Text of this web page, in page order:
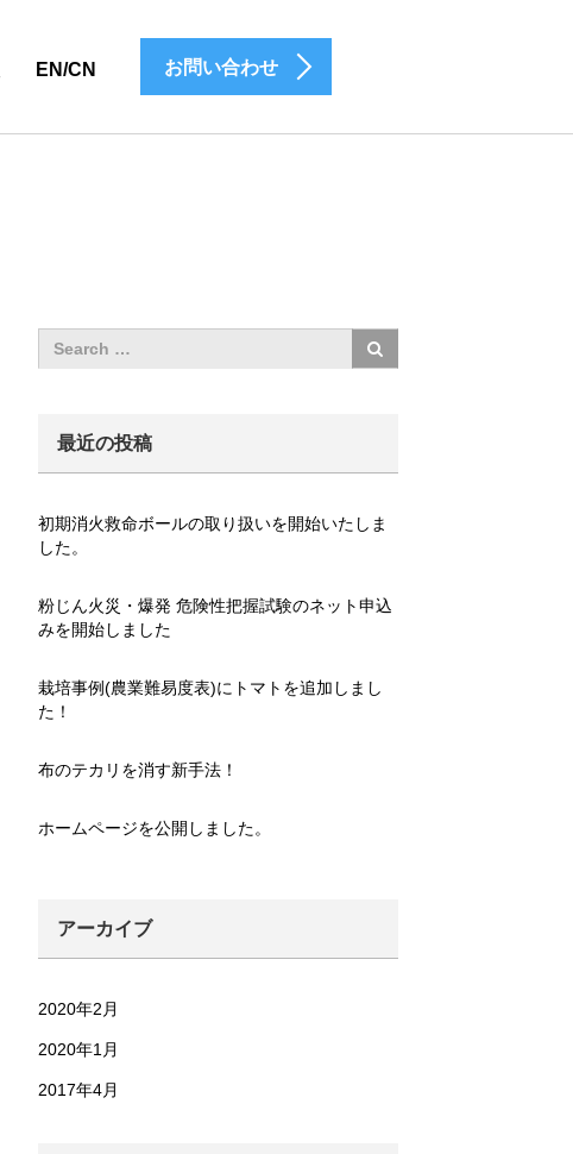
EN/CN お問い合わせ
最近の投稿
初期消火救命ボールの取り扱いを開始いたしま
した。
粉じん火災・爆発 危険性把握試験のネット申込
みを開始しました
栽培事例(農業難易度表)にトマトを追加しまし
た！
布のテカリを消す新手法！
ホームページを公開しました。
アーカイブ
2020年2月
2020年1月
2017年4月